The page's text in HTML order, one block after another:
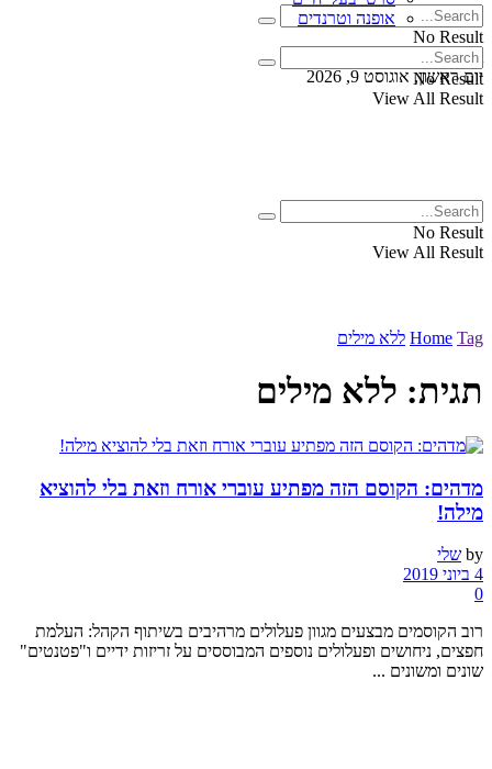
No Result
View All Result
יום ראשון, אוגוסט 9, 2026
אופנה וטרנדים
No Result
View All Result
No Result
View All Result
Home Tag ללא מילים
תגית: ללא מילים
מדהים: הקוסם הזה מפתיע עוברי אורח וזאת בלי להוציא
מילה!
by שלי
4 ביוני 2019
0
רוב הקוסמים מבצעים מגוון פעלולים מרהיבים בשיתוף הקהל: העלמת
חפצים, ניחושים ופעלולים נוספים המבוססים על זריזות ידיים ו"פטנטים"
שונים ומשונים ...